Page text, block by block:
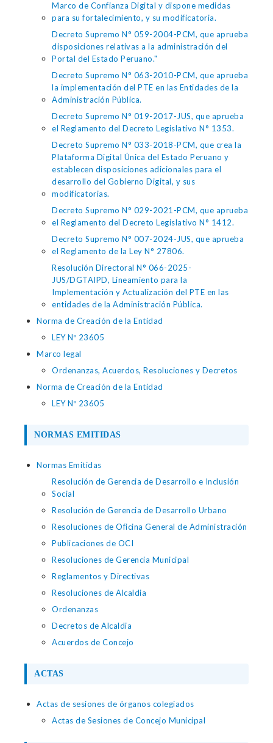
Marco de Confianza Digital y dispone medidas
para su fortalecimiento, y su modificatoria.
Decreto Supremo N° 059-2004-PCM, que aprueba
disposiciones relativas a la administración del
Portal del Estado Peruano."
Decreto Supremo N° 063-2010-PCM, que aprueba
la implementación del PTE en las Entidades de la
Administración Pública.
Decreto Supremo N° 019-2017-JUS, que aprueba
el Reglamento del Decreto Legislativo N° 1353.
Decreto Supremo N° 033-2018-PCM, que crea la
Plataforma Digital Única del Estado Peruano y
establecen disposiciones adicionales para el
desarrollo del Gobierno Digital, y sus
modificatorias.
Decreto Supremo N° 029-2021-PCM, que aprueba
el Reglamento del Decreto Legislativo N° 1412.
Decreto Supremo N° 007-2024-JUS, que aprueba
el Reglamento de la Ley N° 27806.
Resolución Directoral N° 066-2025-
JUS/DGTAIPD, Lineamiento para la
Implementación y Actualización del PTE en las
entidades de la Administración Pública.
Norma de Creación de la Entidad
LEY Nº 23605
Marco legal
Ordenanzas, Acuerdos, Resoluciones y Decretos
Norma de Creación de la Entidad
LEY Nº 23605
NORMAS EMITIDAS
Normas Emitidas
Resolución de Gerencia de Desarrollo e Inclusión
Social
Resolución de Gerencia de Desarrollo Urbano
Resoluciones de Oficina General de Administración
Publicaciones de OCI
Resoluciones de Gerencia Municipal
Reglamentos y Directivas
Resoluciones de Alcaldia
Ordenanzas
Decretos de Alcaldia
Acuerdos de Concejo
ACTAS
Actas de sesiones de órganos colegiados
Actas de Sesiones de Concejo Municipal